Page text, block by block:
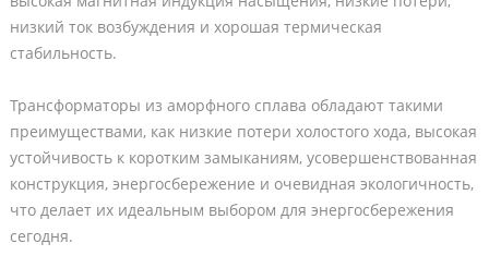
низкий ток возбуждения и хорошая термическая
стабильность.
Трансформаторы из аморфного сплава обладают такими
преимуществами, как низкие потери холостого хода, высокая
устойчивость к коротким замыканиям, усовершенствованная
конструкция, энергосбережение и очевидная экологичность,
что делает их идеальным выбором для энергосбережения
сегодня.